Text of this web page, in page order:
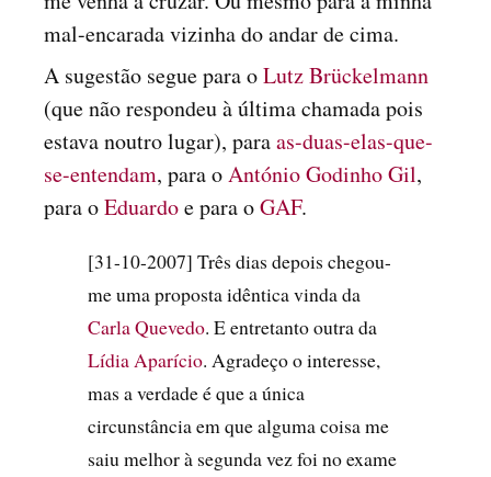
mal-encarada vizinha do andar de cima.
A sugestão segue para oLutz Brückelmann
(que não respondeu à última chamada pois
estava noutro lugar), paraas-duas-elas-que-
se-entendam, para oAntónio Godinho Gil,
para oEduardoe para oGAF.
[31-10-2007] Três dias depois chegou-
me uma proposta idêntica vinda da
Carla Quevedo. E entretanto outra da
Lídia Aparício. Agradeço o interesse,
mas a verdade é que a única
circunstância em que alguma coisa me
saiu melhor à segunda vez foi no exame